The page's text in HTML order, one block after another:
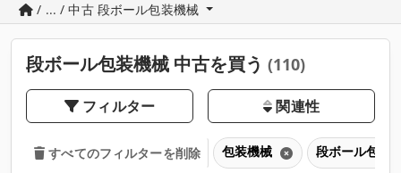
/ ... / 中古 段ボール包装機械
段ボール包装機械 中古を買う (110)
フィルター 関連性
すべてのフィルターを削除 包装機械 段ボール包装